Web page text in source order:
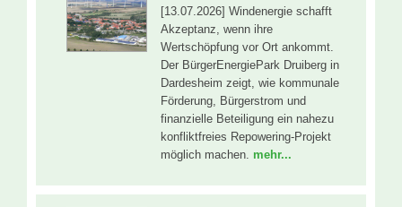
[13.07.2026] Windenergie schafft
Akzeptanz, wenn ihre
Wertschöpfung vor Ort ankommt.
Der BürgerEnergiePark Druiberg in
Dardesheim zeigt, wie kommunale
Förderung, Bürgerstrom und
finanzielle Beteiligung ein nahezu
konfliktfreies Repowering-Projekt
möglich machen. mehr...